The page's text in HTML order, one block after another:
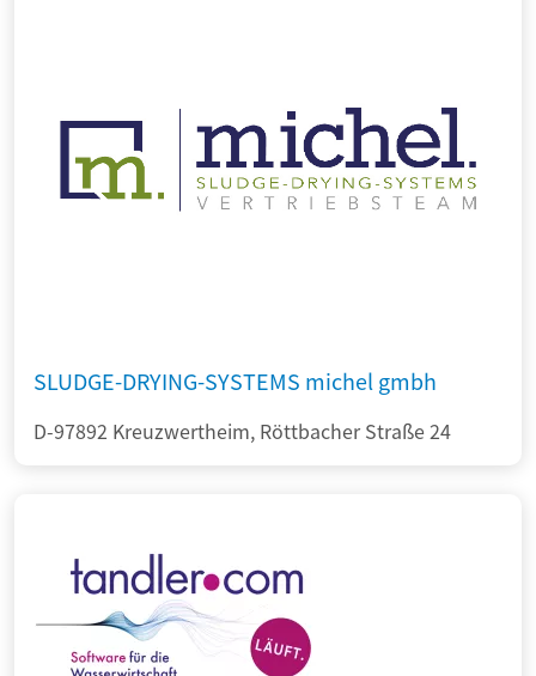
SLUDGE-DRYING-SYSTEMS michel gmbh
D-97892 Kreuzwertheim, Röttbacher Straße 24